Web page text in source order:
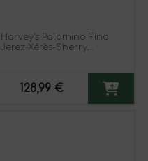
Harvey's Palomino Fino
Jerez-Xérès-Sherry
Medium 50 cl Vino
128,99 €